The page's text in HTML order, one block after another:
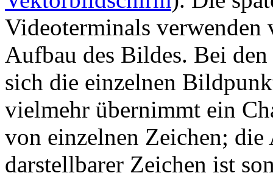
Videoterminals verwenden
Aufbau des Bildes. Bei
sich die einzelnen
vielmehr übernimmt ein
von einzelnen Zeichen; die
darstellbarer Zeichen ist